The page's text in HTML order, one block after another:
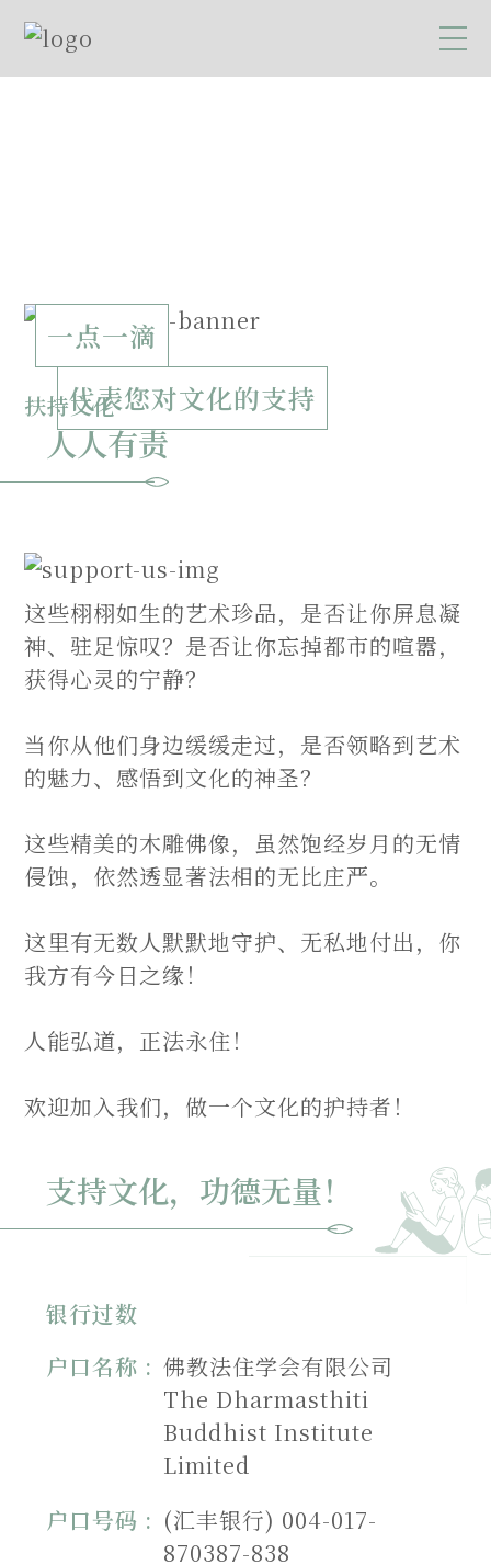
一点一滴
代表您对文化的支持
扶持文化
人人有责
这些栩栩如生的艺术珍品，是否让你屏息凝
神、驻足惊叹？是否让你忘掉都市的喧嚣，
获得心灵的宁静？
当你从他们身边缓缓走过，是否领略到艺术
的魅力、感悟到文化的神圣？
这些精美的木雕佛像，虽然饱经岁月的无情
侵蚀，依然透显著法相的无比庄严。
这里有无数人默默地守护、无私地付出，你
我方有今日之缘！
人能弘道，正法永住！
欢迎加入我们，做一个文化的护持者！
支持文化，功德无量！
银行过数
户口名称 : 佛教法住学会有限公司
The Dharmasthiti
Buddhist Institute
Limited
户口号码 : (汇丰银行) 004-017-
870387-838